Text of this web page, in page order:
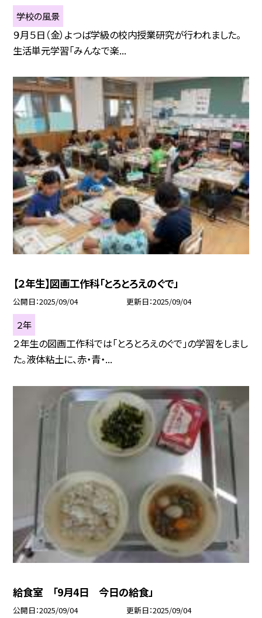
学校の風景
９月５日（金）よつば学級の校内授業研究が行われました。
生活単元学習「みんなで楽...
【２年生】図画工作科「とろとろえのぐで」
公開日 2025/09/04 更新日 2025/09/04
２年
２年生の図画工作科では「とろとろえのぐで」の学習をしまし
た。液体粘土に、赤・青・...
給食室 「9月4日 今日の給食」
公開日 2025/09/04 更新日 2025/09/04